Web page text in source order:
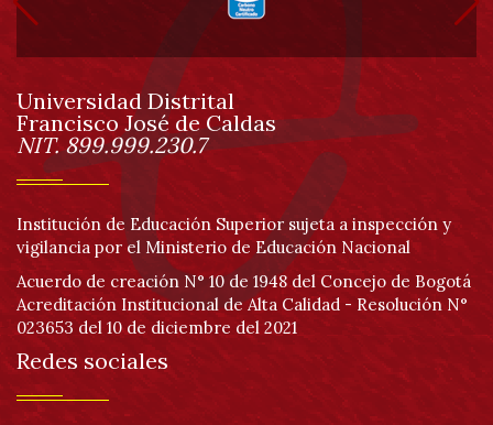
de
página
Información
Universidad Distrital
Francisco José de Caldas
NIT. 899.999.230.7
Institución de Educación Superior sujeta a inspección y
vigilancia por el Ministerio de Educación Nacional
Acuerdo de creación N° 10 de 1948 del Concejo de Bogotá
Acreditación Institucional de Alta Calidad - Resolución N°
023653 del 10 de diciembre del 2021
Redes sociales